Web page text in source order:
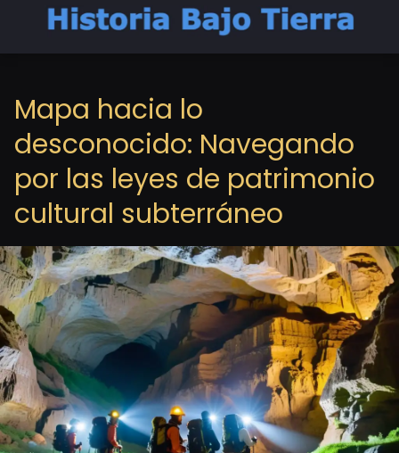
Mapa hacia lo
desconocido: Navegando
por las leyes de patrimonio
cultural subterráneo